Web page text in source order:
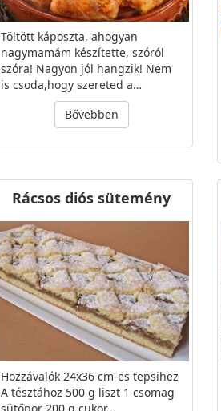
Töltött káposzta, ahogyan
nagymamám készítette, szóról
szóra! Nagyon jól hangzik! Nem
is csoda,hogy szereted a…
Bővebben
Rácsos diós sütemény
Hozzávalók 24x36 cm-es tepsihez
A tésztához 500 g liszt 1 csomag